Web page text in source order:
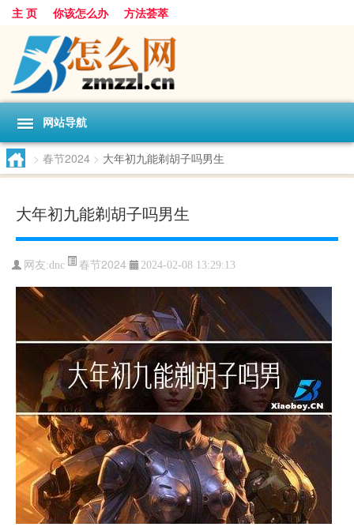
主 页 你该怎么办 方法荟萃
网站导航
> 春节2024 > 大年初九能剃胡子吗男生
大年初九能剃胡子吗男生
网友:dnc 春节2024 2024-02-08 13:29:13